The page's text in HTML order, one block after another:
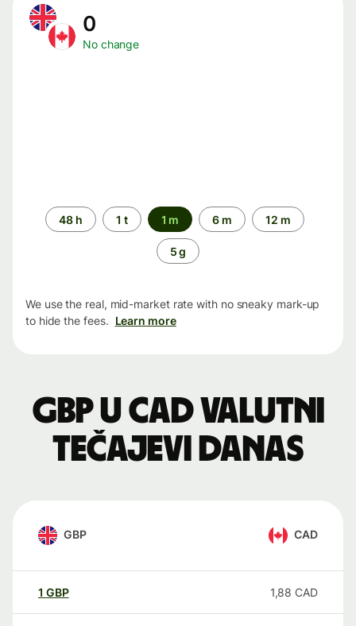
0
No change
Time
period
48 h 1 t 1 m 6 m 12 m
5 g
We use the real, mid-market rate with no sneaky mark-up
to hide the fees. Learn more
GBP u CAD valutni
tečajevi danas
GBP CAD
1 GBP 1,88 CAD